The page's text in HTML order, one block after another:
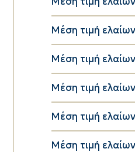
Μέση τιμή
Μέση τιμή
Μέση τιμή
Μέση τιμή
Μέση τιμή